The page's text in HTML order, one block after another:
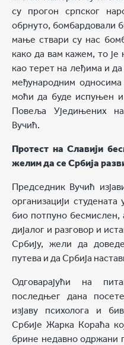
су прогон српског
обрнуто, бомбардовали
мање ствари су нас
како да вам кажем, то
као терет на леђима и
међународним
моћи да буде испуњен
Повеља Уједињених
Вучић.
Протест на Славији
желим да се Србија
Председник Вучић
организацији
био потпуно бесмислен,
дијалог и разговор и
Србију, жели да
путева и да Србија
Одговарајући на
последњег дана
изјаву психолога и
Србије Жарка Кораћа
брине недавно одржани